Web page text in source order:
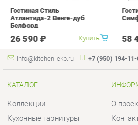
КАТАЛОГ
Коллекции
Кухонные гарнитуры
Шкафы для кухни
Столы для кухни
О
Дизайн